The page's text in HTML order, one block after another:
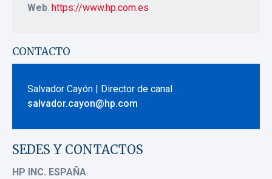
Web: https://www.hp.com.es
CONTACTO
Salvador Cayón | Director de canal
salvador.cayon@hp.com
SEDES Y CONTACTOS
HP INC. ESPAÑA